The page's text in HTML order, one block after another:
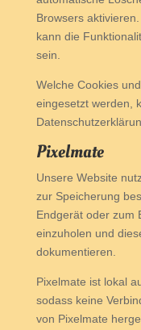
Browsers
kann die
sein.
Welche Cookies
eingesetzt werden,
Pixelmate
Unsere Website
zur Speicherung
Endgerät oder zum
einzuholen und
dokumentieren.
Pixelmate ist lokal
sodass keine
von Pixelmate